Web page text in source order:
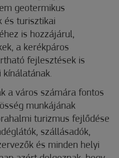
geotermikus
és turisztikai
is hozzájárul,
a kerékpáros
fejlesztések is
kínálatának.
a város számára fontos
munkájának
turizmus fejlődése
szállásadók,
és minden helyi